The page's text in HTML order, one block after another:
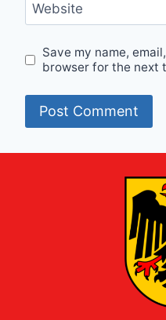
Website
Save my name,
browser for the next